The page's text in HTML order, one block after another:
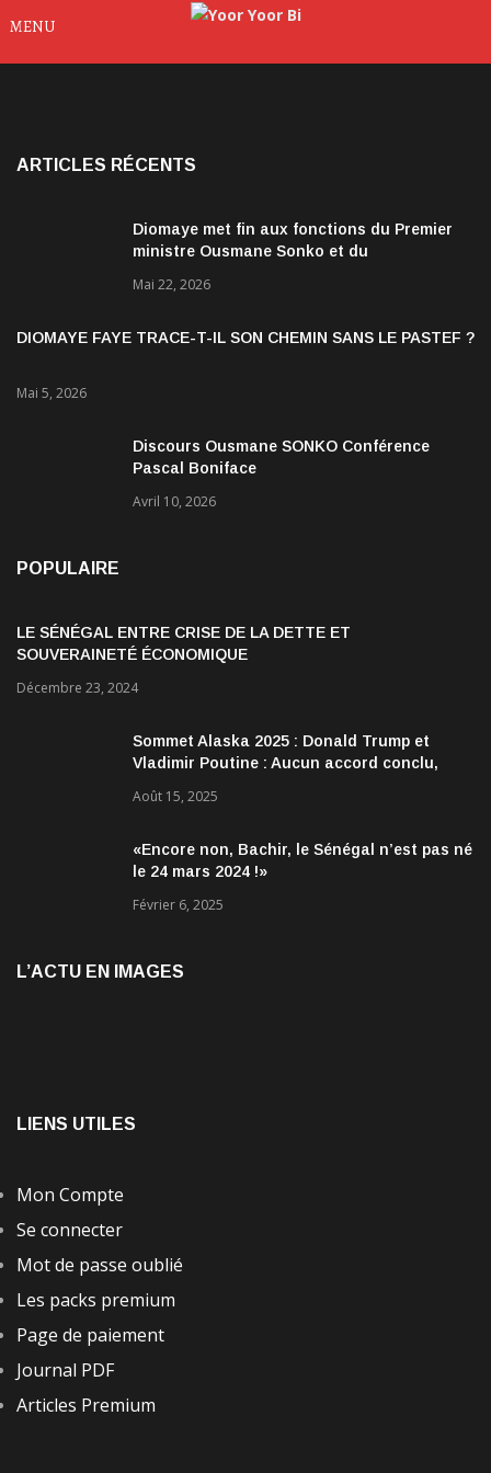
ARTICLES RÉCENTS
Diomaye met fin aux fonctions du Premier
ministre Ousmane Sonko et du
Mai 22, 2026
DIOMAYE FAYE TRACE-T-IL SON CHEMIN SANS LE PASTEF ?
Mai 5, 2026
Discours Ousmane SONKO Conférence
Pascal Boniface
Avril 10, 2026
POPULAIRE
LE SÉNÉGAL ENTRE CRISE DE LA DETTE ET
SOUVERAINETÉ ÉCONOMIQUE
Décembre 23, 2024
Sommet Alaska 2025 : Donald Trump et
Vladimir Poutine : Aucun accord conclu,
encourageantes
Août 15, 2025
«Encore non, Bachir, le Sénégal n’est pas né
le 24 mars 2024 !»
Février 6, 2025
L’ACTU EN IMAGES
LIENS UTILES
Mon Compte
Se connecter
Mot de passe oublié
Les packs premium
Page de paiement
Journal PDF
Articles Premium
MENU